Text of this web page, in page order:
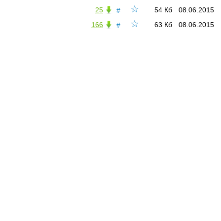
☆
# 08.06.2015
54 Кб
25
☆
# 08.06.2015
63 Кб
166